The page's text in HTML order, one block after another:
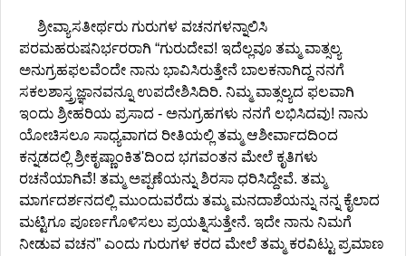
ಶ್ರೀವ್ಯಾಸತೀರ್ಥರು ಗುರುಗಳ ವಚನಗಳನ್ನಾಲಿಸಿ
ಪರಮಹರುಷನಿರ್ಭರರಾಗಿ “ಗುರುದೇವ! ಇದೆಲ್ಲವೂ ತಮ್ಮ ವಾತ್ಸಲ್ಯ
ಅನುಗ್ರಹಫಲವೆಂದೇ ನಾನು ಭಾವಿಸಿರುತ್ತೇನೆ ಬಾಲಕನಾಗಿದ್ದ ನನಗೆ
ಸಕಲಶಾಸ್ತ್ರಜ್ಞಾನವನ್ನೂ ಉಪದೇಶಿಸಿದಿರಿ. ನಿಮ್ಮ ವಾತ್ಸಲ್ಯದ ಫಲವಾಗಿ
ಇಂದು ಶ್ರೀಹರಿಯ ಪ್ರಸಾದ - ಅನುಗ್ರಹಗಳು ನನಗೆ ಲಭಿಸಿದವು! ನಾನು
ಯೋಚಿಸಲೂ ಸಾಧ್ಯವಾಗದ ರೀತಿಯಲ್ಲಿ ತಮ್ಮ ಆಶೀರ್ವಾದದಿಂದ
ಕನ್ನಡದಲ್ಲಿ ಶ್ರೀಕೃಷ್ಣಾಂಕಿತ'ದಿಂದ ಭಗವಂತನ ಮೇಲೆ ಕೃತಿಗಳು
ರಚನೆಯಾಗಿವೆ! ತಮ್ಮ ಅಪ್ಪಣೆಯನ್ನು ಶಿರಸಾ ಧರಿಸಿದ್ದೇವೆ. ತಮ್ಮ
ಮಾರ್ಗದರ್ಶನದಲ್ಲಿ ಮುಂದುವರೆದು ತಮ್ಮ ಮನದಾಶೆಯನ್ನು ನನ್ನ ಕೈಲಾದ
ಮಟ್ಟಿಗೂ ಪೂರ್ಣಗೊಳಿಸಲು ಪ್ರಯತ್ನಿಸುತ್ತೇನೆ. ಇದೇ ನಾನು ನಿಮಗೆ
ನೀಡುವ ವಚನ” ಎಂದು ಗುರುಗಳ ಕರದ ಮೇಲೆ ತಮ್ಮ ಕರವಿಟ್ಟು ಪ್ರಮಾಣ